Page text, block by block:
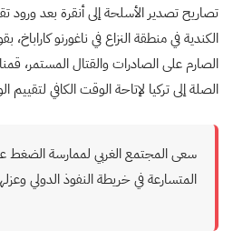
تصاريح تصدير الأسلحة إلى أنقرة بعد ورود
الكندية في منطقة النزاع في ناغورنو
الصارم على الصادرات والقتال المستمر،
الصلة إلى تركيا لإتاحة الوقت الكافي
سعى المجتمع الغربي لممارسة الضغط
المتسارعة في خريطة النفوذ الدولي